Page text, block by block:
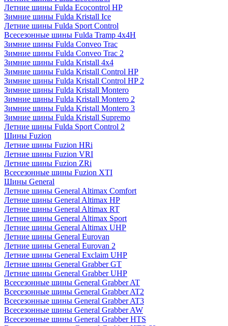
Летние шины Fulda Ecocontrol HP
Зимние шины Fulda Kristall Ice
Летние шины Fulda Sport Control
Всесезонные шины Fulda Tramp 4x4H
Зимние шины Fulda Conveo Trac
Зимние шины Fulda Conveo Trac 2
Зимние шины Fulda Kristall 4x4
Зимние шины Fulda Kristall Control HP
Зимние шины Fulda Kristall Control HP 2
Зимние шины Fulda Kristall Montero
Зимние шины Fulda Kristall Montero 2
Зимние шины Fulda Kristall Montero 3
Зимние шины Fulda Kristall Supremo
Летние шины Fulda Sport Control 2
Шины Fuzion
Летние шины Fuzion HRi
Летние шины Fuzion VRI
Летние шины Fuzion ZRi
Всесезонные шины Fuzion XTI
Шины General
Летние шины General Altimax Comfort
Летние шины General Altimax HP
Летние шины General Altimax RT
Летние шины General Altimax Sport
Летние шины General Altimax UHP
Летние шины General Eurovan
Летние шины General Eurovan 2
Летние шины General Exclaim UHP
Летние шины General Grabber GT
Летние шины General Grabber UHP
Всесезонные шины General Grabber AT
Всесезонные шины General Grabber AT2
Всесезонные шины General Grabber AT3
Всесезонные шины General Grabber AW
Всесезонные шины General Grabber HTS